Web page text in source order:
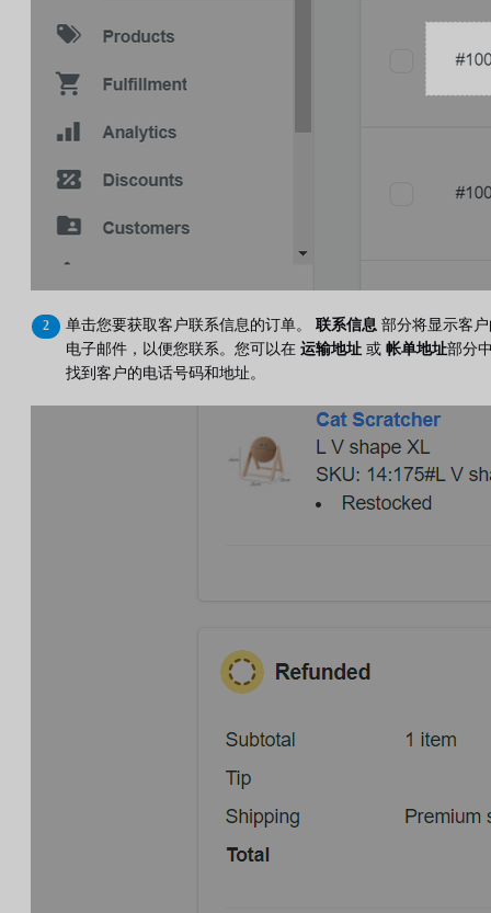
单击您要获取客户联系信息的订单。 联系信息 部分将显示客
电子邮件，以便您联系。您可以在 运输地址 或 帐单地址部分
找到客户的电话号码和地址。